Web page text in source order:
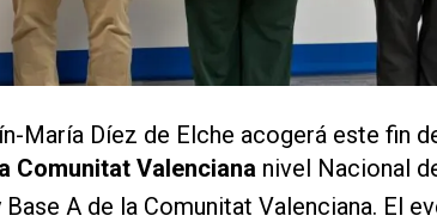
María Díez de Elche acogerá este fin
Comunitat Valenciana nivel Nacional
A de la Comunitat Valenciana. El